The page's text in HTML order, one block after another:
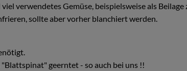
verwendetes Gemüse, beispielsweise als
sollte aber vorher blanchiert werden.
geerntet - so auch bei uns !!